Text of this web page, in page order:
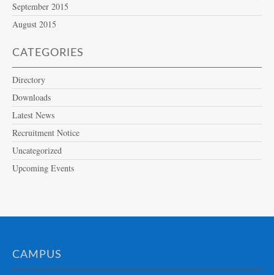
September 2015
August 2015
CATEGORIES
Directory
Downloads
Latest News
Recruitment Notice
Uncategorized
Upcoming Events
CAMPUS